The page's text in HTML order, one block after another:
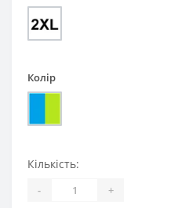
Колір
Кількість:
- +